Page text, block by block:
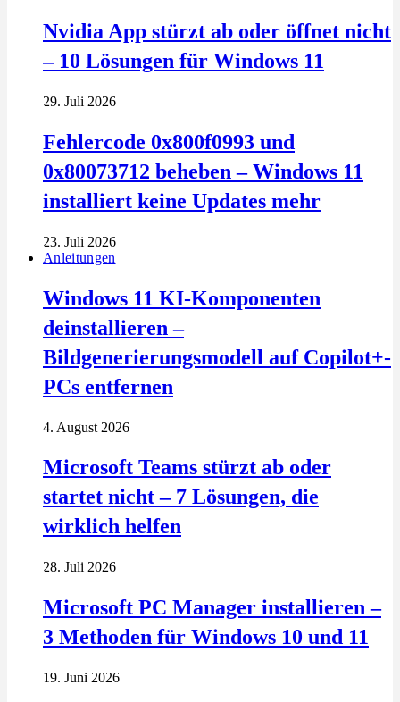
Nvidia App stürzt ab oder öffnet nicht
– 10 Lösungen für Windows 11
29. Juli 2026
Fehlercode 0x800f0993 und
0x80073712 beheben – Windows 11
installiert keine Updates mehr
23. Juli 2026
Anleitungen
Windows 11 KI-Komponenten
deinstallieren –
Bildgenerierungsmodell auf Copilot+-
PCs entfernen
4. August 2026
Microsoft Teams stürzt ab oder
startet nicht – 7 Lösungen, die
wirklich helfen
28. Juli 2026
Microsoft PC Manager installieren –
3 Methoden für Windows 10 und 11
19. Juni 2026